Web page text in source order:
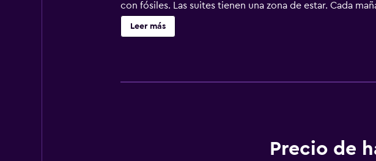
con fósiles. Las suites tienen una zona de estar. Cada
También hay un bar y 2 restaurantes que ofrecen un
campo de mini golf. También dispone de aparcamiento
Leer más
Precio de